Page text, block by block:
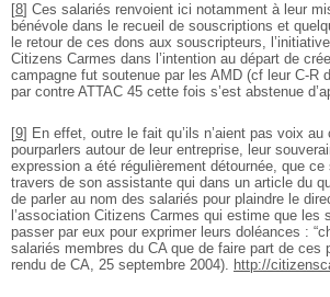
[8] Ces salariés renvoient ici notamment à leur
bénévole dans le recueil de souscriptions et
le retour de ces dons aux souscripteurs,
Citizens Carmes dans l’intention au départ de
campagne fut soutenue par les AMD (cf leur C-R
par contre ATTAC 45 cette fois s’est abstenue
[9] En effet, outre le fait qu’ils n’aient pas voix
pourparlers autour de leur entreprise, leur
expression a été régulièrement détournée, que
travers de son assistante qui dans un article du
de parler au nom des salariés pour plaindre le
l’association Citizens Carmes qui estime que les
passer par eux pour exprimer leurs doléances :
salariés membres du CA que de faire part de ces
rendu de CA, 25 septembre 2004). http://